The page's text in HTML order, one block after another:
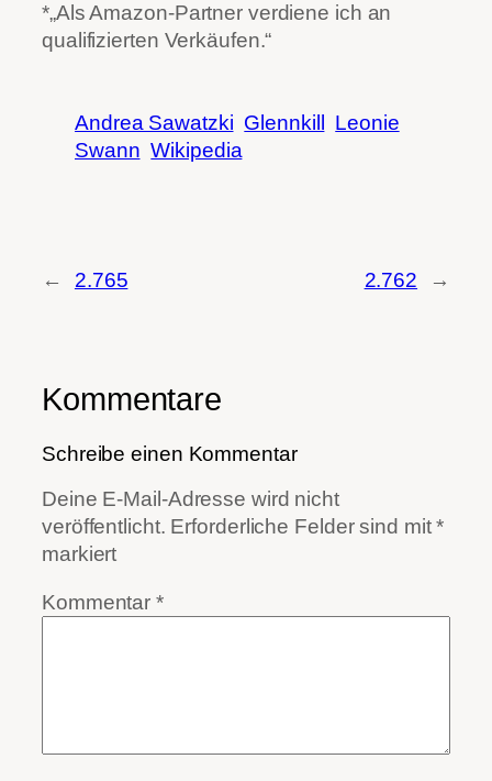
*„Als Amazon-Partner verdiene ich an
qualifizierten Verkäufen.“
Andrea Sawatzki Glennkill
Leonie
Swann Wikipedia
← 2.765 2.762 →
Kommentare
Schreibe einen Kommentar
Deine E-Mail-Adresse wird nicht
veröffentlicht. Erforderliche Felder sind mit*
markiert
Kommentar*